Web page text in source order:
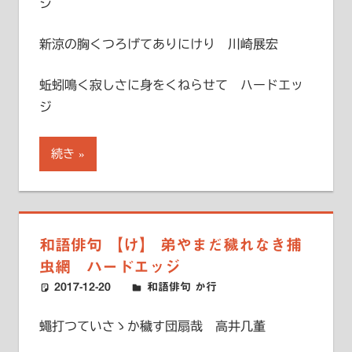
ジ
新涼の胸くつろげてありにけり 川崎展宏
蚯蚓鳴く寂しさに身をくねらせて ハードエッ
ジ
続き
和語俳句 【け】 弟やまだ穢れなき捕
虫網 ハードエッジ
2017-12-20 ハードエッジ
和語俳句 か行
蠅打つていさゝか穢す団扇哉 高井几董